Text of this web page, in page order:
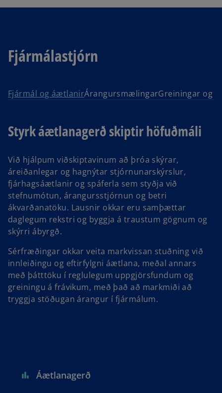
Fjármálastjórn
Fjármál og áætlanirÁrangursmælingarGreiningar og
Styrk áætlanagerð skiptir höfuðmáli
Við hjálpum viðskiptavinum að þróa skýrar,
áreiðanlegar og hagnýtar stjórnunarskýrslur,
fjárhagsáætlanir og spáferla sem styðja við
stefnumótun, árangursstjórnun og betri
ákvarðanatöku. Lausnir okkar eru samþættar
daglegum rekstri og byggja á traustum gögnum og
skýrri ábyrgð.
Sérfræðingar okkar veita markvissan stuðning við
innleiðingu og eftirfylgni áætlana, meðal annars
með þátttöku í reglulegum uppgjörsfundum og
greiningu á frávikum, með það að markmiði að
tryggja stöðugan árangur í fjármálum.
Áætlanagerð